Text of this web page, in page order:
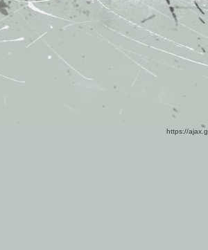
https://